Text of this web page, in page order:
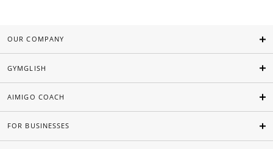
OUR COMPANY
GYMGLISH
AIMIGO COACH
FOR BUSINESSES